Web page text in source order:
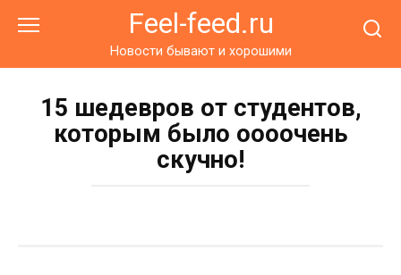
Feel-feed.ru
Новости бывают и хорошими
15 шедевров от студентов,
которым было оооочень
скучно!